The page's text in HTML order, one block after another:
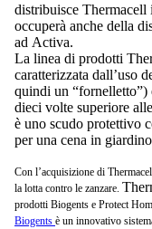
distribuisce Thermacell
occuperà anche della
ad Activa.
La linea di prodotti
caratterizzata dall’uso
quindi un “fornelletto”)
dieci volte superiore
è uno scudo protettivo
per una cena in
Con l’acquisizione di
la lotta contro le zanzare.
prodotti Biogents e Protect
Biogents è un innovativo